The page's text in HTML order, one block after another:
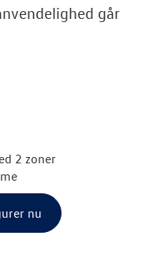
går
2 zoner
nu